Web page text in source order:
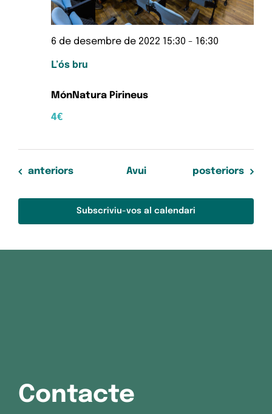
L’ós bru
6 de desembre de 2022 15:30 - 16:30
MónNatura Pirineus
4€
Esdeveniments
anteriors Avui Esdeveniments
posteriors
Subscriviu-vos al calendari
Contacte